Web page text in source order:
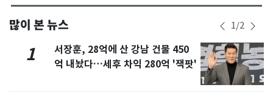
많이 본 뉴스 1/2
1
서장훈, 28억에 산 강남 건물 450
억 내놨다…세후 차익 280억 '잭팟'